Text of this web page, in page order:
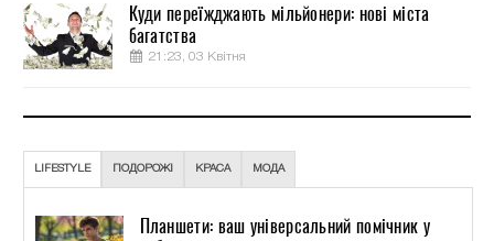
Куди переїжджають мільйонери: нові міста
багатства
21:23, 03 Квітня
LIFESTYLE ПОДОРОЖІ КРАСА МОДА
Планшети: ваш універсальний помічник у